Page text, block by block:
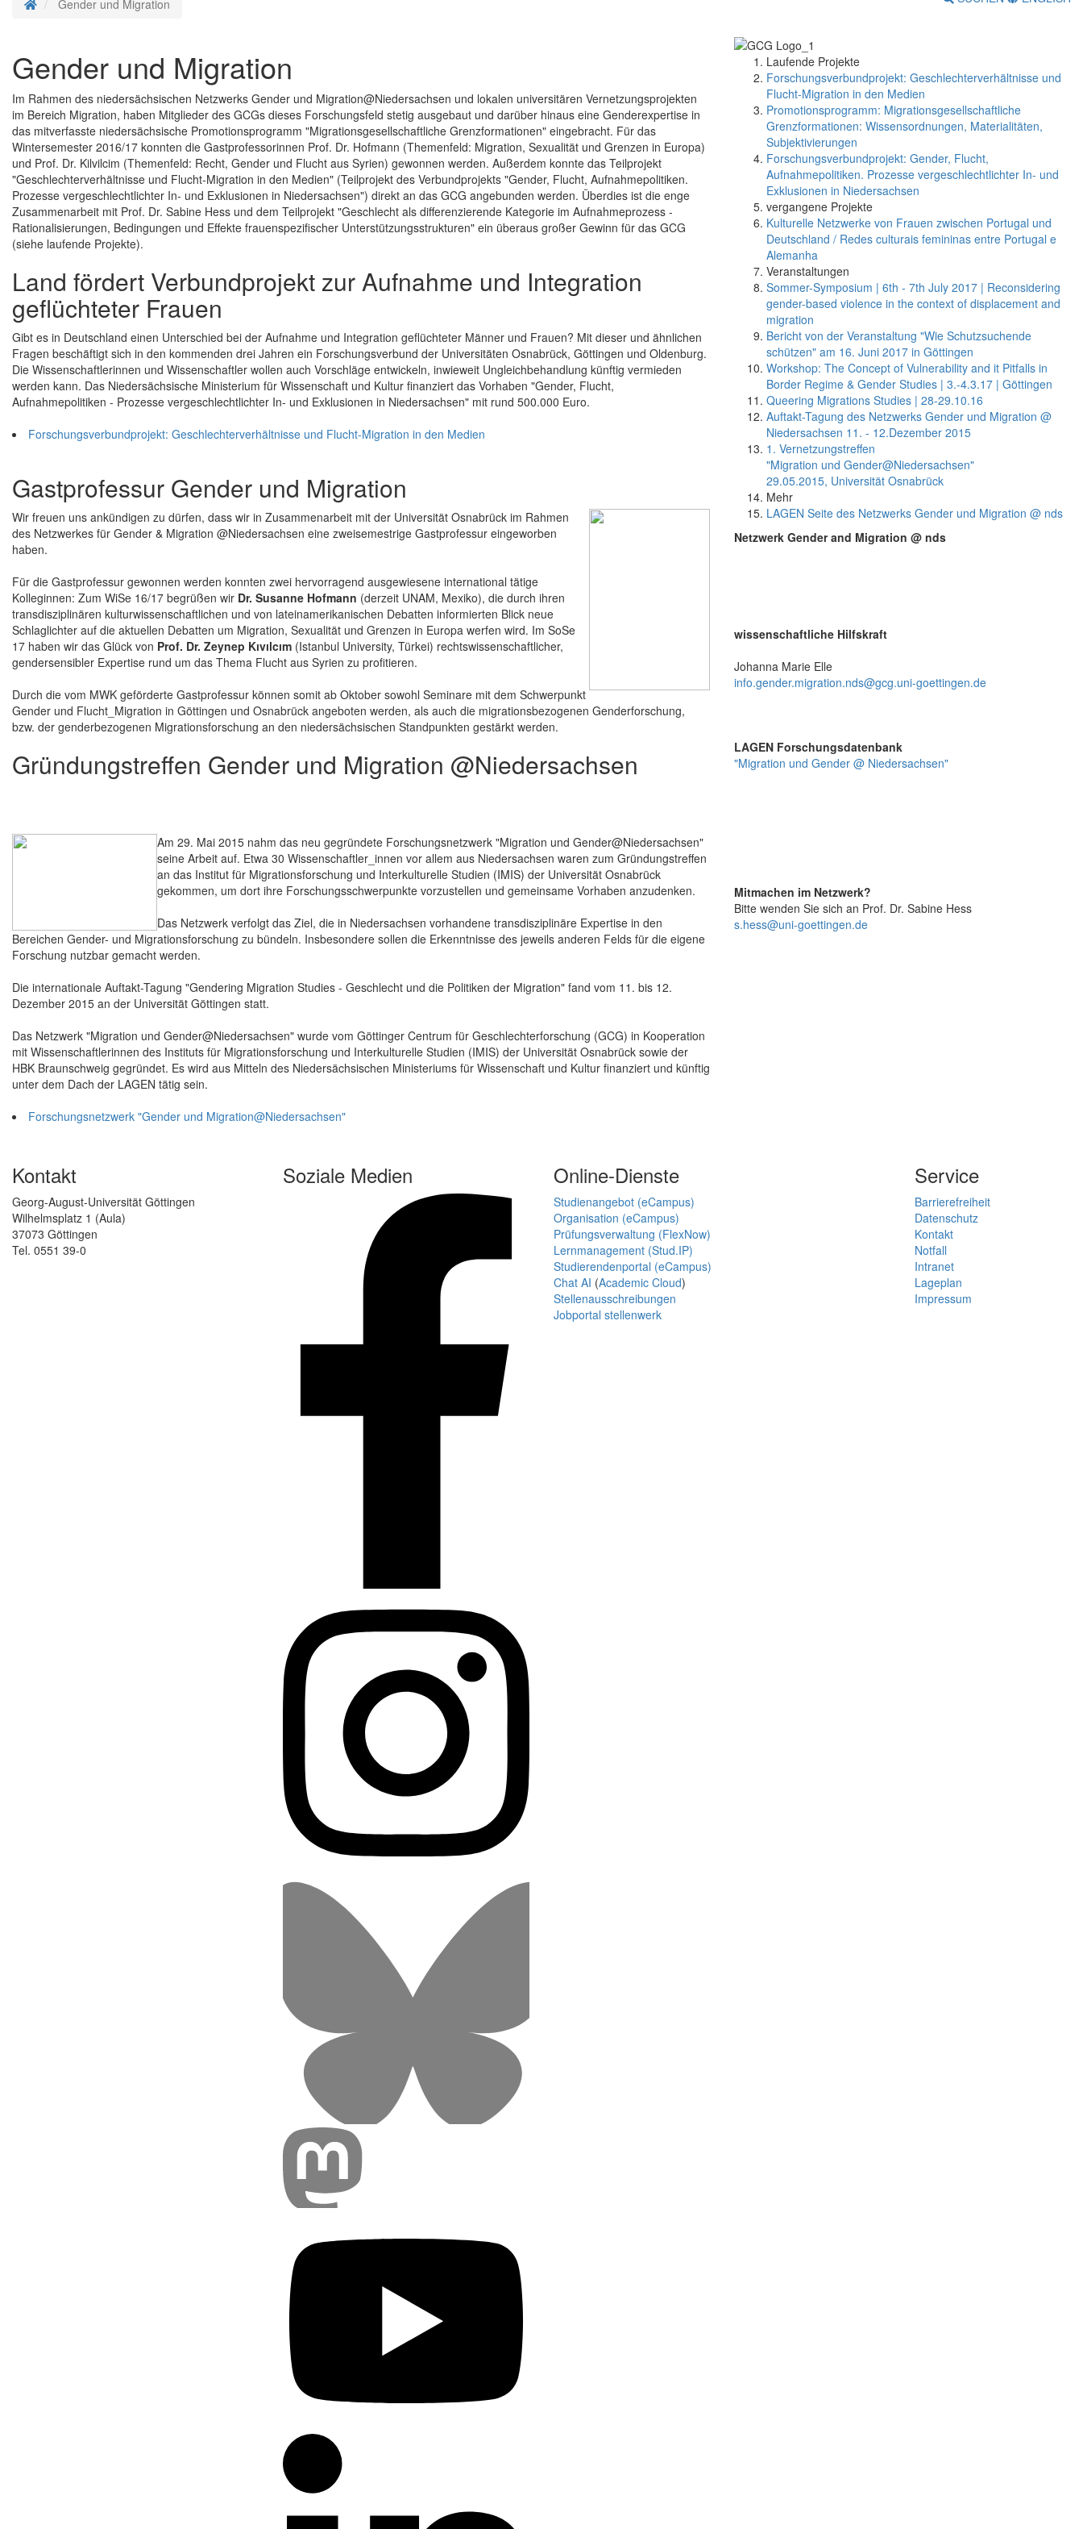
Startseite
Gender und Migration
Gender und Migration
Im Rahmen des niedersächsischen Netzwerks Gender und Migration@Niedersachsen und lokalen universitären Vernetzungsprojekten
im Bereich Migration, haben Mitglieder des GCGs dieses Forschungsfeld stetig ausgebaut und darüber hinaus eine Genderexpertise in
das mitverfasste niedersächsische Promotionsprogramm "Migrationsgesellschaftliche Grenzformationen" eingebracht. Für das
Wintersemester 2016/17 konnten die Gastprofessorinnen Prof. Dr. Hofmann (Themenfeld: Migration, Sexualität und Grenzen in Europa)
und Prof. Dr. Kilvilcim (Themenfeld: Recht, Gender und Flucht aus Syrien) gewonnen werden. Außerdem konnte das Teilprojekt
"Geschlechterverhältnisse und Flucht-Migration in den Medien" (Teilprojekt des Verbundprojekts "Gender, Flucht, Aufnahmepolitiken.
Prozesse vergeschlechtlichter In- und Exklusionen in Niedersachsen") direkt an das GCG angebunden werden. Überdies ist die enge
Zusammenarbeit mit Prof. Dr. Sabine Hess und dem Teilprojekt "Geschlecht als differenzierende Kategorie im Aufnahmeprozess -
Rationalisierungen, Bedingungen und Effekte frauenspezifischer Unterstützungsstrukturen" ein überaus großer Gewinn für das GCG
(siehe laufende Projekte).
Land fördert Verbundprojekt zur Aufnahme und Integration
geflüchteter Frauen
Gibt es in Deutschland einen Unterschied bei der Aufnahme und Integration geflüchteter Männer und Frauen? Mit dieser und ähnlichen
Fragen beschäftigt sich in den kommenden drei Jahren ein Forschungsverbund der Universitäten Osnabrück, Göttingen und Oldenburg.
Die Wissenschaftlerinnen und Wissenschaftler wollen auch Vorschläge entwickeln, inwieweit Ungleichbehandlung künftig vermieden
werden kann. Das Niedersächsische Ministerium für Wissenschaft und Kultur finanziert das Vorhaben "Gender, Flucht,
Aufnahmepolitiken - Prozesse vergeschlechtlichter In- und Exklusionen in Niedersachsen" mit rund 500.000 Euro.
Forschungsverbundprojekt: Geschlechterverhältnisse und Flucht-Migration in den Medien
Gastprofessur Gender und Migration
Wir freuen uns ankündigen zu dürfen, dass wir in Zusammenarbeit mit der Universität Osnabrück im Rahmen
des Netzwerkes für Gender & Migration @Niedersachsen eine zweisemestrige Gastprofessur eingeworben
haben.
Für die Gastprofessur gewonnen werden konnten zwei hervorragend ausgewiesene international tätige
Kolleginnen: Zum WiSe 16/17 begrüßen wir Dr. Susanne Hofmann (derzeit UNAM, Mexiko), die durch ihren
transdisziplinären kulturwissenschaftlichen und von lateinamerikanischen Debatten informierten Blick neue
Schlaglichter auf die aktuellen Debatten um Migration, Sexualität und Grenzen in Europa werfen wird. Im SoSe
17 haben wir das Glück von Prof. Dr. Zeynep Kıvılcım (Istanbul University, Türkei) rechtswissenschaftlicher,
gendersensibler Expertise rund um das Thema Flucht aus Syrien zu profitieren.
Durch die vom MWK geförderte Gastprofessur können somit ab Oktober sowohl Seminare mit dem Schwerpunkt
Gender und Flucht_Migration in Göttingen und Osnabrück angeboten werden, als auch die migrationsbezogenen Genderforschung,
bzw. der genderbezogenen Migrationsforschung an den niedersächsischen Standpunkten gestärkt werden.
Gründungstreffen Gender und Migration @Niedersachsen
Am 29. Mai 2015 nahm das neu gegründete Forschungsnetzwerk "Migration und Gender@Niedersachsen"
seine Arbeit auf. Etwa 30 Wissenschaftler_innen vor allem aus Niedersachsen waren zum Gründungstreffen
an das Institut für Migrationsforschung und Interkulturelle Studien (IMIS) der Universität Osnabrück
gekommen, um dort ihre Forschungsschwerpunkte vorzustellen und gemeinsame Vorhaben anzudenken.
Das Netzwerk verfolgt das Ziel, die in Niedersachsen vorhandene transdisziplinäre Expertise in den
Bereichen Gender- und Migrationsforschung zu bündeln. Insbesondere sollen die Erkenntnisse des jeweils anderen Felds für die eigene
Forschung nutzbar gemacht werden.
Die internationale Auftakt-Tagung "Gendering Migration Studies - Geschlecht und die Politiken der Migration" fand vom 11. bis 12.
Dezember 2015 an der Universität Göttingen statt.
Das Netzwerk "Migration und Gender@Niedersachsen" wurde vom Göttinger Centrum für Geschlechterforschung (GCG) in Kooperation
mit Wissenschaftlerinnen des Instituts für Migrationsforschung und Interkulturelle Studien (IMIS) der Universität Osnabrück sowie der
HBK Braunschweig gegründet. Es wird aus Mitteln des Niedersächsischen Ministeriums für Wissenschaft und Kultur finanziert und künftig
unter dem Dach der LAGEN tätig sein.
Forschungsnetzwerk "Gender und Migration@Niedersachsen"
Laufende Projekte
Forschungsverbundprojekt: Geschlechterverhältnisse und
Flucht-Migration in den Medien
Promotionsprogramm: Migrationsgesellschaftliche
Grenzformationen: Wissensordnungen, Materialitäten,
Subjektivierungen
Forschungsverbundprojekt: Gender, Flucht,
Aufnahmepolitiken. Prozesse vergeschlechtlichter In- und
Exklusionen in Niedersachsen
vergangene Projekte
Kulturelle Netzwerke von Frauen zwischen Portugal und
Deutschland / Redes culturais femininas entre Portugal e
Alemanha
Veranstaltungen
Sommer-Symposium | 6th - 7th July 2017 | Reconsidering
gender-based violence in the context of displacement and
migration
Bericht von der Veranstaltung "Wie Schutzsuchende
schützen" am 16. Juni 2017 in Göttingen
Workshop: The Concept of Vulnerability and it Pitfalls in
Border Regime & Gender Studies | 3.-4.3.17 | Göttingen
Queering Migrations Studies | 28-29.10.16
Auftakt-Tagung des Netzwerks Gender und Migration @
Niedersachsen 11. - 12.Dezember 2015
1. Vernetzungstreffen
"Migration und Gender@Niedersachsen"
29.05.2015, Universität Osnabrück
Mehr
LAGEN Seite des Netzwerks Gender und Migration @ nds
Netzwerk Gender and Migration @ nds
wissenschaftliche Hilfskraft
Johanna Marie Elle
info.gender.migration.nds@gcg.uni-goettingen.de
LAGEN Forschungsdatenbank
"Migration und Gender @ Niedersachsen"
Mitmachen im Netzwerk?
Bitte wenden Sie sich an Prof. Dr. Sabine Hess
s.hess@uni-goettingen.de
Kontakt
Georg-August-Universität Göttingen
Wilhelmsplatz 1 (Aula)
37073 Göttingen
Tel. 0551 39-0
Soziale Medien Online-Dienste
Studienangebot (eCampus)
Organisation (eCampus)
Prüfungsverwaltung (FlexNow)
Lernmanagement (Stud.IP)
Studierendenportal (eCampus)
Chat AI (Academic Cloud)
Stellenausschreibungen
Jobportal stellenwerk
Service
Barrierefreiheit
Datenschutz
Kontakt
Notfall
Intranet
Lageplan
Impressum